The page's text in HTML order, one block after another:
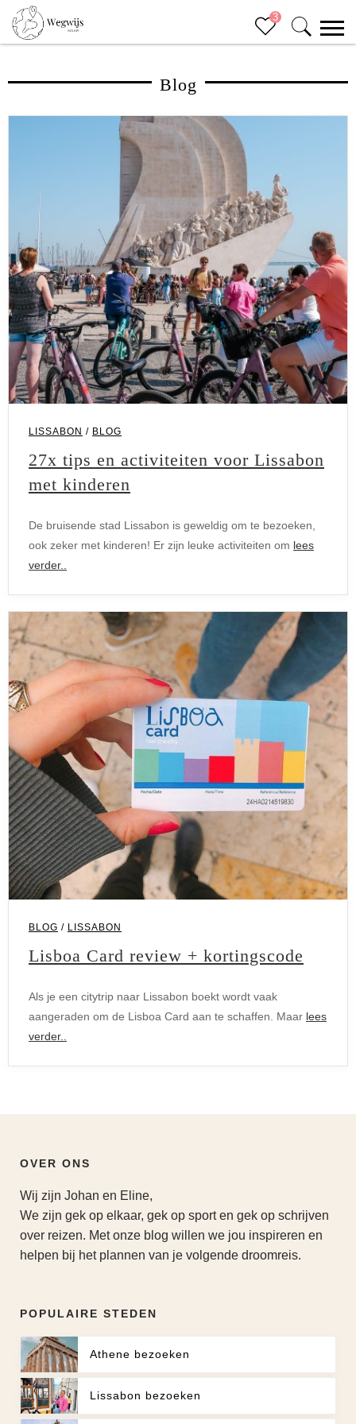
Blog
3
Blog
LISSABON / BLOG
27x tips en activiteiten voor Lissabon
met kinderen
De bruisende stad Lissabon is geweldig om te bezoeken,
ook zeker met kinderen! Er zijn leuke activiteiten om lees
verder..
BLOG / LISSABON
Lisboa Card review + kortingscode
Als je een citytrip naar Lissabon boekt wordt vaak
aangeraden om de Lisboa Card aan te schaffen. Maar lees
verder..
OVER ONS
Wij zijn Johan en Eline,
We zijn gek op elkaar, gek op sport en gek op schrijven
over reizen. Met onze blog willen we jou inspireren en
helpen bij het plannen van je volgende droomreis.
POPULAIRE STEDEN
Athene bezoeken
Lissabon bezoeken